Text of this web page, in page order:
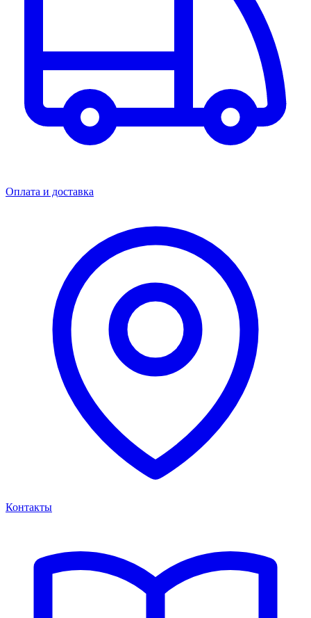
Оплата и доставка
Контакты